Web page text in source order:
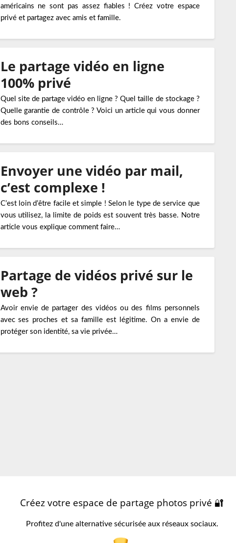
américains ne sont pas assez fiables ! Créez votre espace
privé et partagez avec amis et famille.
Le partage vidéo en ligne
100% privé
Quel site de partage vidéo en ligne ? Quel taille de stockage ?
Quelle garantie de contrôle ? Voici un article qui vous donner
des bons conseils…
Envoyer une vidéo par mail,
c’est complexe !
C’est loin d’être facile et simple ! Selon le type de service que
vous utilisez, la limite de poids est souvent très basse. Notre
article vous explique comment faire…
Partage de vidéos privé sur le
web ?
Avoir envie de partager des vidéos ou des films personnels
avec ses proches et sa famille est légitime. On a envie de
protéger son identité, sa vie privée…
Créez votre espace de partage photos privé 🔐
Profitez d'une alternative sécurisée aux réseaux sociaux.